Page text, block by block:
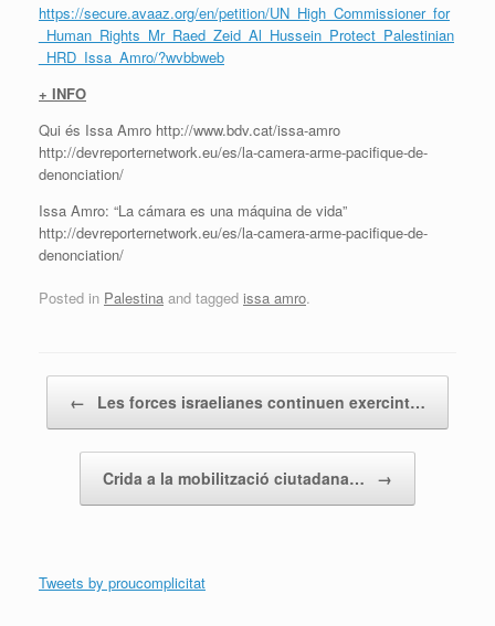
https://secure.avaaz.org/en/petition/UN_High_Commissioner_for
_Human_Rights_Mr_Raed_Zeid_Al_Hussein_Protect_Palestinian
_HRD_Issa_Amro/?wvbbweb
+ INFO
Qui és Issa Amro http://www.bdv.cat/issa-amro
http://devreporternetwork.eu/es/la-camera-arme-pacifique-de-
denonciation/
Issa Amro: “La cámara es una máquina de vida”
http://devreporternetwork.eu/es/la-camera-arme-pacifique-de-
denonciation/
Posted in Palestina and tagged issa amro.
← Les forces israelianes continuen exercint…
Crida a la mobilització ciutadana… →
Tweets by proucomplicitat